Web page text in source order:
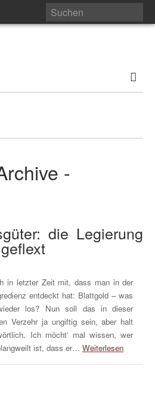
-
die Legierung
in letzter Zeit mit, dass man in der
entdeckt hat: Blattgold – was
los? Nun soll das in dieser
Verzehr ja ungiftig sein, aber halt
Ich möcht‘ mal wissen, wer
ist, dass er… Weiterlesen